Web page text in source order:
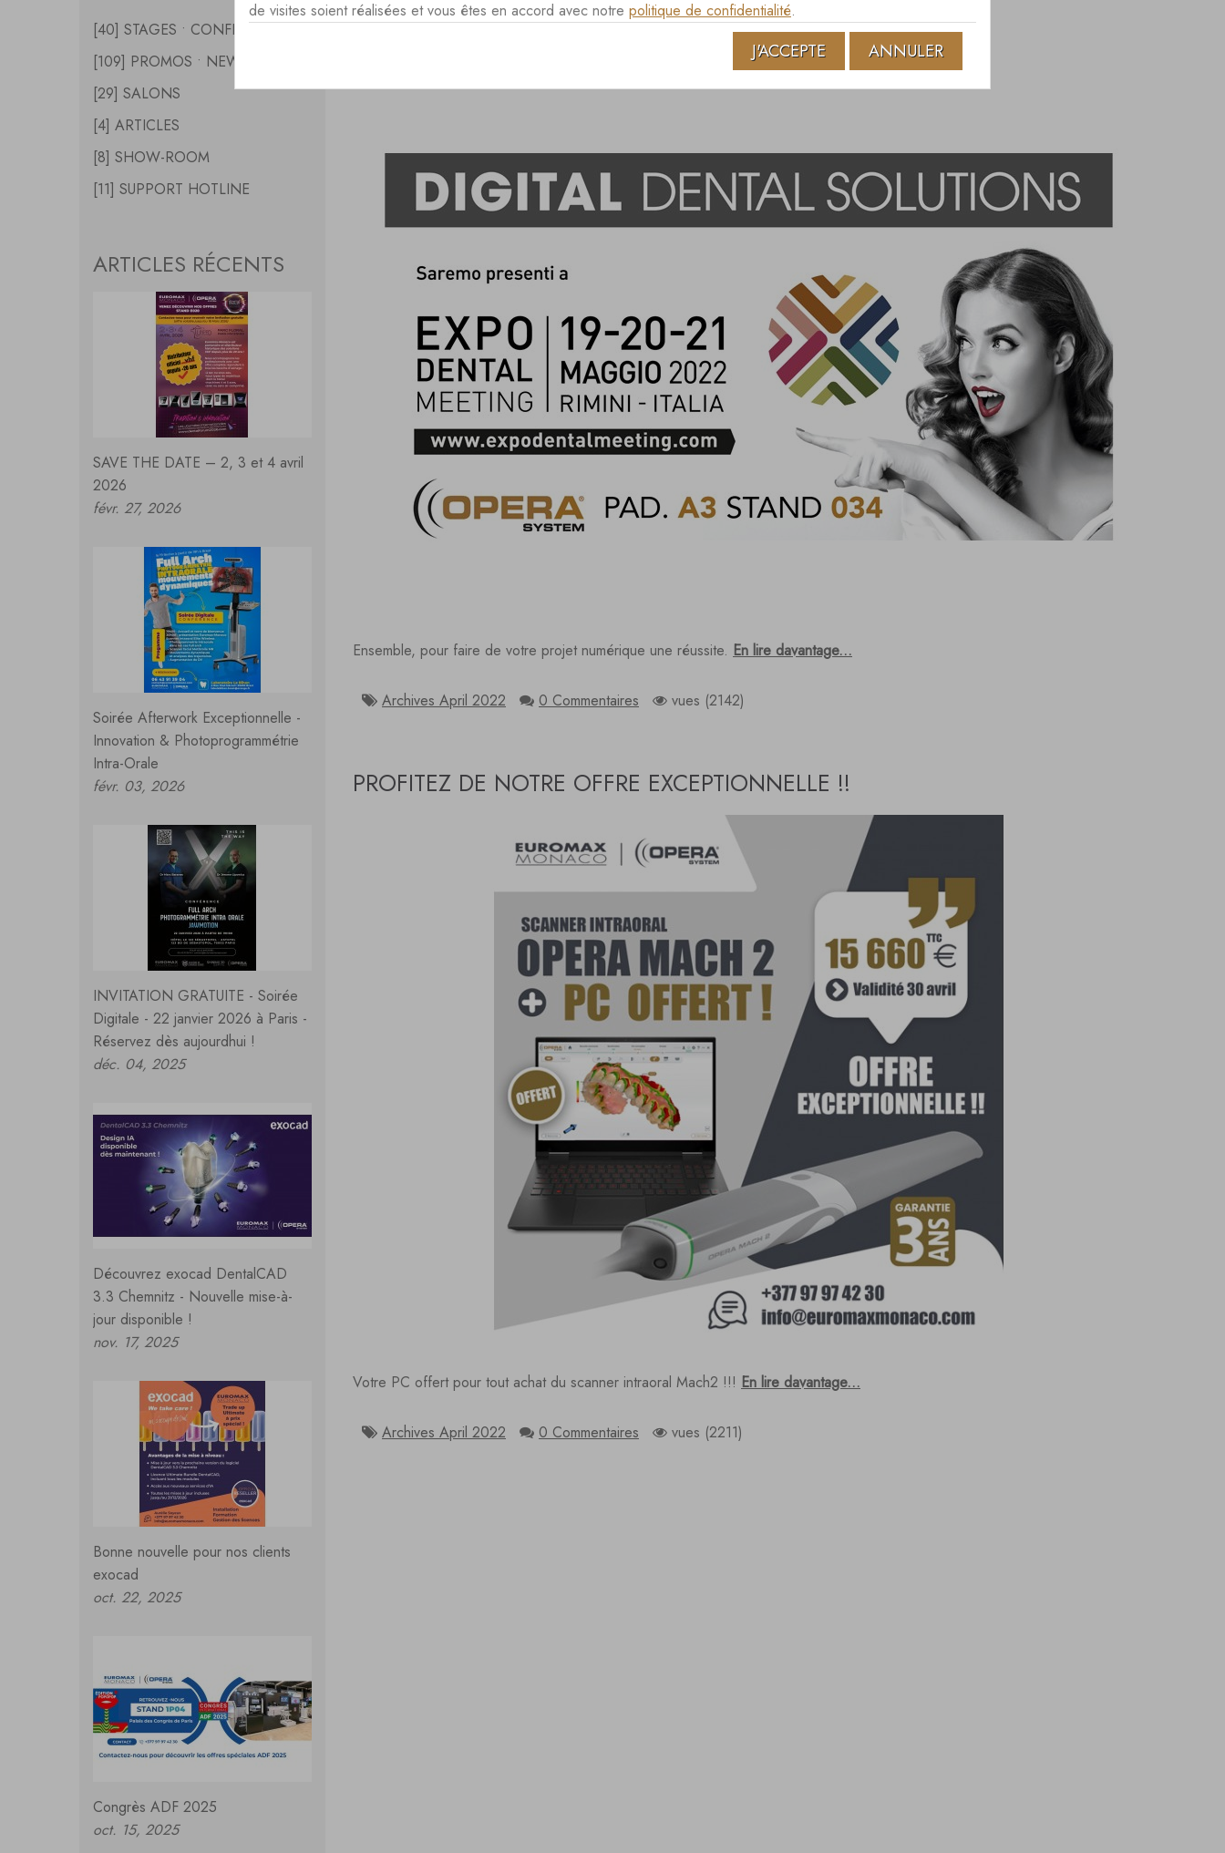
Ensemble, pour faire de votre projet numérique une réussite. En lire davantage...
Archives April 2022 0 Commentaires vues (2142)
PROFITEZ DE NOTRE OFFRE EXCEPTIONNELLE !!
Votre PC offert pour tout achat du scanner intraoral Mach2 !!! En lire davantage...
Archives April 2022 0 Commentaires vues (2211)
[40] STAGES • CONFERENCES
[109] PROMOS • NEWS
[29] SALONS
[4] ARTICLES
[8] SHOW-ROOM
[11] SUPPORT HOTLINE
ARTICLES RÉCENTS
SAVE THE DATE – 2, 3 et 4 avril
2026
févr. 27, 2026
Soirée Afterwork Exceptionnelle -
Innovation & Photoprogrammétrie
Intra-Orale
févr. 03, 2026
INVITATION GRATUITE - Soirée
Digitale - 22 janvier 2026 à Paris -
Réservez dès aujourdhui !
déc. 04, 2025
Découvrez exocad DentalCAD
3.3 Chemnitz - Nouvelle mise-à-
jour disponible !
nov. 17, 2025
Bonne nouvelle pour nos clients
exocad
oct. 22, 2025
Congrès ADF 2025
oct. 15, 2025
de visites soient réalisées et vous êtes en accord avec notre politique de confidentialité.
J'ACCEPTE ANNULER